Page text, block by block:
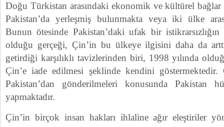
Doğu Türkistan arasındaki ekonomik ve kültürel
Pakistan’da yerleşmiş bulunmakta veya iki ülke
Bunun ötesinde Pakistan’daki ufak bir
olduğu gerçeği, Çin’in bu ülkeye ilgisini daha da
getirdiği karşılıklı tavizlerinden biri, 1998 yılında
Çin’e iade edilmesi şeklinde kendini
Pakistan’dan gönderilmeleri konusunda Pakistan
yapmaktadır.
Çin’in birçok insan hakları ihlaline ağır eleştiriler